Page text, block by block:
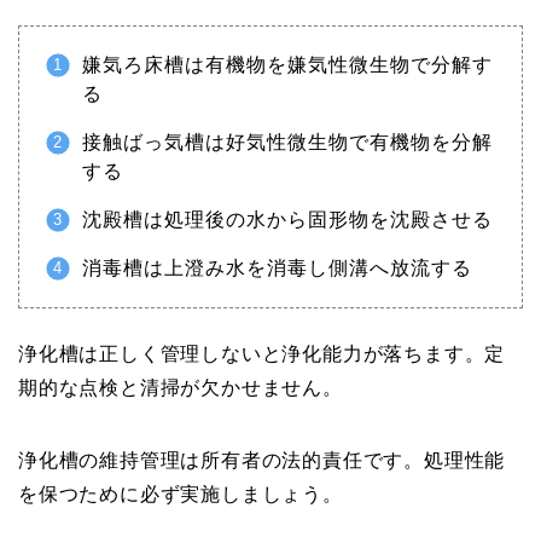
嫌気ろ床槽は有機物を嫌気性微生物で分解す
る
接触ばっ気槽は好気性微生物で有機物を分解
する
沈殿槽は処理後の水から固形物を沈殿させる
消毒槽は上澄み水を消毒し側溝へ放流する
浄化槽は正しく管理しないと浄化能力が落ちます。定
期的な点検と清掃が欠かせません。
浄化槽の維持管理は所有者の法的責任です。処理性能
を保つために必ず実施しましょう。